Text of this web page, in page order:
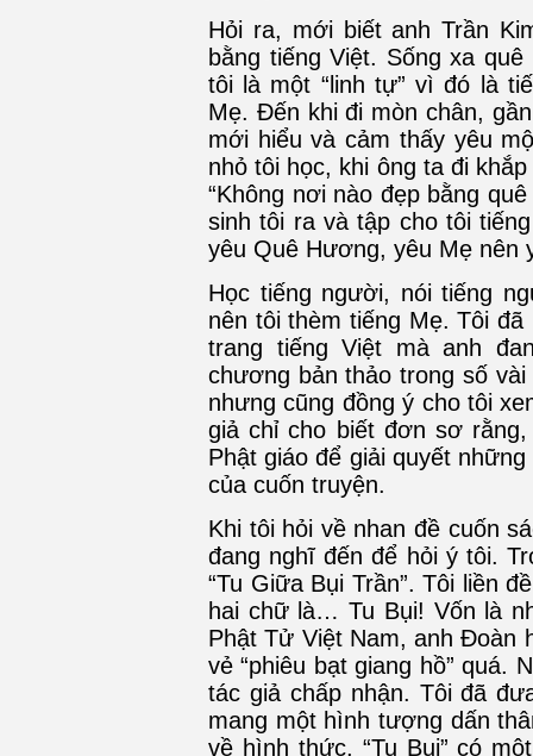
Hỏi ra, mới biết anh Trần
bằng tiếng Việt. Sống xa
tôi là một “linh tự” vì đó là
Mẹ. Đến khi đi mòn chân,
mới hiểu và cảm thấy yêu
nhỏ tôi học, khi ông ta đi
“Không nơi nào đẹp bằng
sinh tôi ra và tập cho tôi
yêu Quê Hương, yêu Mẹ nên
Học tiếng người, nói tiếng
nên tôi thèm tiếng Mẹ. Tôi
trang tiếng Việt mà anh
chương bản thảo trong số
nhưng cũng đồng ý cho tôi
giả chỉ cho biết đơn sơ
Phật giáo để giải quyết
của cuốn truyện.
Khi tôi hỏi về nhan đề cuốn
đang nghĩ đến để hỏi ý tôi.
“Tu Giữa Bụi Trần”. Tôi liền
hai chữ là… Tu Bụi! Vốn là
Phật Tử Việt Nam, anh Đoàn
vẻ “phiêu bạt giang hồ” quá.
tác giả chấp nhận. Tôi đã
mang một hình tượng dấn
về hình thức, “Tu Bụi” có